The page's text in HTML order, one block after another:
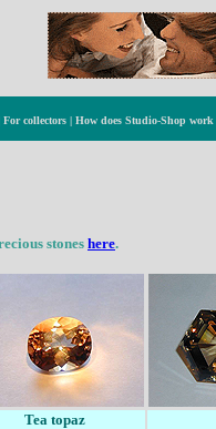
For collectors | How does Studio-Shop work
stones here.
Tea topaz